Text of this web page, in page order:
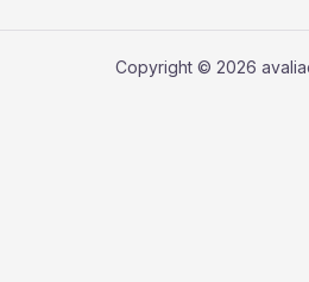
Copyright © 2026